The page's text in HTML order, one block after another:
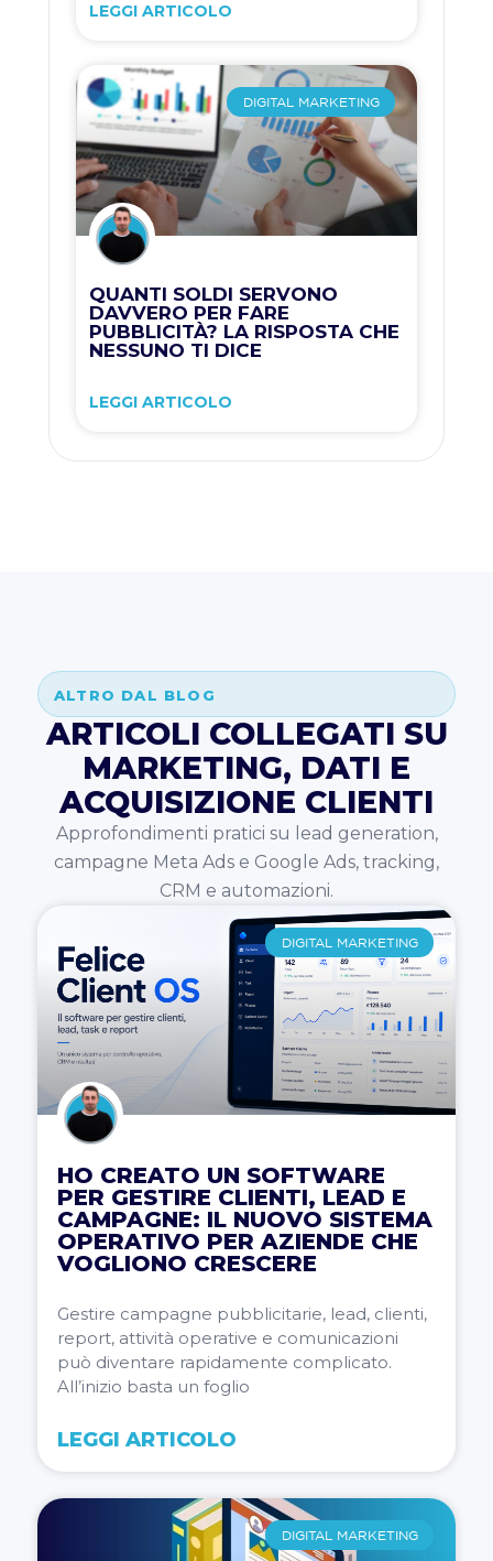
LEGGI ARTICOLO
DIGITAL MARKETING
QUANTI SOLDI SERVONO
DAVVERO PER FARE
PUBBLICITÀ? LA RISPOSTA CHE
NESSUNO TI DICE
LEGGI ARTICOLO
ALTRO DAL BLOG
ARTICOLI COLLEGATI SU
MARKETING, DATI E
ACQUISIZIONE CLIENTI
Approfondimenti pratici su lead generation,
campagne Meta Ads e Google Ads, tracking,
CRM e automazioni.
DIGITAL MARKETING
HO CREATO UN SOFTWARE
PER GESTIRE CLIENTI, LEAD E
CAMPAGNE: IL NUOVO SISTEMA
OPERATIVO PER AZIENDE CHE
VOGLIONO CRESCERE
Gestire campagne pubblicitarie, lead, clienti,
report, attività operative e comunicazioni
può diventare rapidamente complicato.
All’inizio basta un foglio
LEGGI ARTICOLO
DIGITAL MARKETING